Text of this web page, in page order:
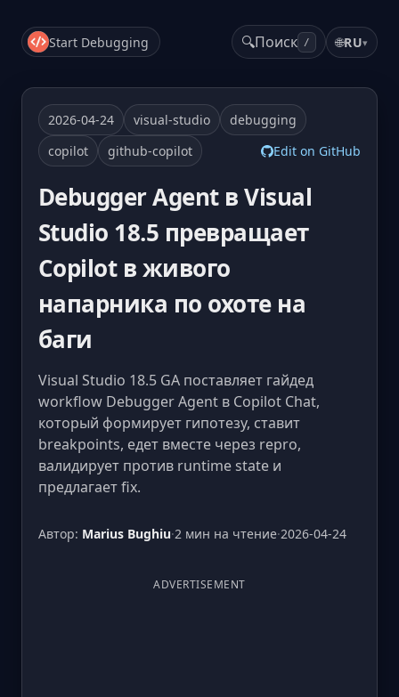
Start Debugging 🔍Поиск / 🌐RU▾
2026-04-24 visual-studio
debugging
copilot
github-copilot Edit on GitHub
Debugger Agent в Visual
Studio 18.5 превращает
Copilot в живого
напарника по охоте на
баги
Visual Studio 18.5 GA поставляет гайдед
workflow Debugger Agent в Copilot Chat,
который формирует гипотезу, ставит
breakpoints, едет вместе через repro,
валидирует против runtime state и
предлагает fix.
Автор: Marius Bughiu·2 мин на чтение·2026-04-24
ADVERTISEMENT